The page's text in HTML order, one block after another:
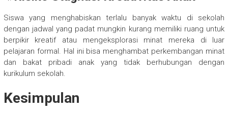
Siswa yang menghabiskan terlalu banyak waktu di sekolah
dengan jadwal yang padat mungkin kurang memiliki ruang untuk
berpikir kreatif atau mengeksplorasi minat mereka di luar
pelajaran formal. Hal ini bisa menghambat perkembangan minat
dan bakat pribadi anak yang tidak berhubungan dengan
kurikulum sekolah.
Kesimpulan